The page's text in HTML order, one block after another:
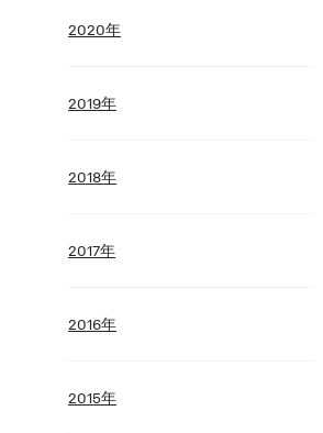
2020年
2019年
2018年
2017年
2016年
2015年